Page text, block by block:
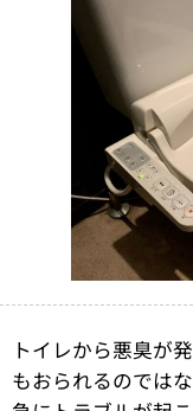
トイレから悪臭が
もおられるのでは